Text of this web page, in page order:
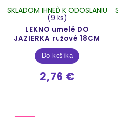
LEKNO umelé DO
JAZIERKA ružové 18CM
SKLADOM IHNEĎ K ODOSLANIU
(9 ks)
2,76 €
Do košíka